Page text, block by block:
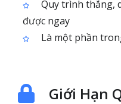
Quy trình thẳng,
được ngay
Là một phần
Giới Hạn